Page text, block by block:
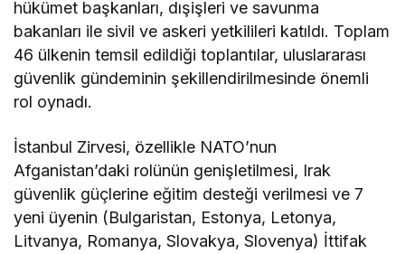
hükümet başkanları, dışişleri ve savunma
bakanları ile sivil ve askeri yetkilileri katıldı. Toplam
46 ülkenin temsil edildiği toplantılar, uluslararası
güvenlik gündeminin şekillendirilmesinde önemli
rol oynadı.
İstanbul Zirvesi, özellikle NATO’nun
Afganistan’daki rolünün genişletilmesi, Irak
güvenlik güçlerine eğitim desteği verilmesi ve 7
yeni üyenin (Bulgaristan, Estonya, Letonya,
Litvanya, Romanya, Slovakya, Slovenya) İttifak